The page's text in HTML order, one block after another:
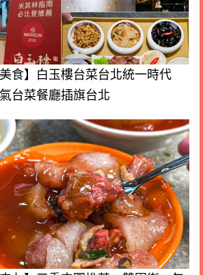
美食】白玉樓台菜台北統一時代
台菜餐廳插旗台北